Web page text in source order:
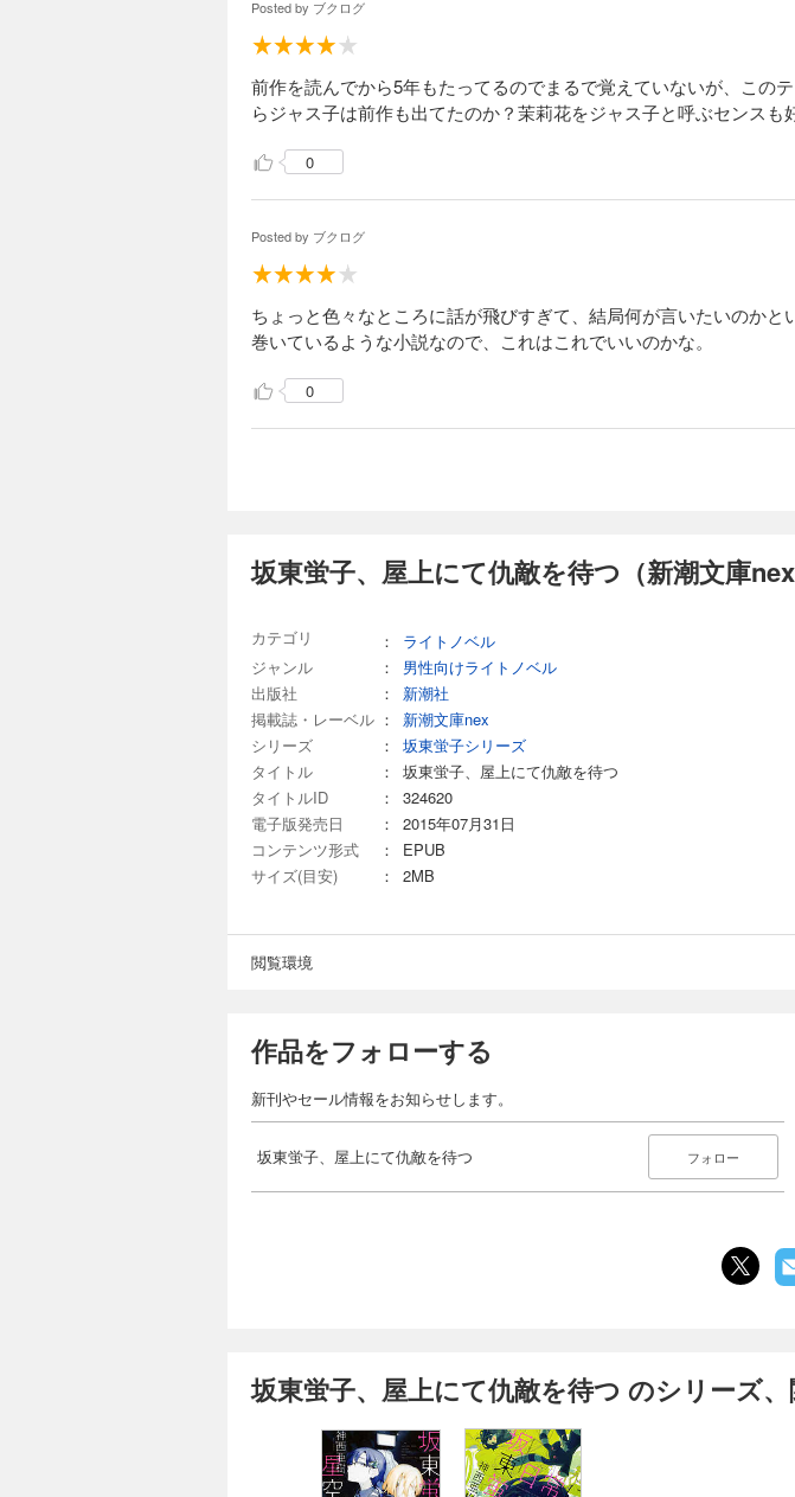
Posted by ブクログ
前作を読んでから5年もたってるのでまるで覚えていないが、この
らジャス子は前作も出てたのか？茉莉花をジャス子と呼ぶセンスも
0
Posted by ブクログ
ちょっと色々なところに話が飛びすぎて、結局何が言いたいのか
巻いているような小説なので、これはこれでいいのかな。
0
坂東蛍子、屋上にて仇敵を待つ（新潮文庫
カテゴリ ：
ライトノベル
ジャンル
：
男性向けライトノベル
出版社
：
新潮社
掲載誌・レーベル ：
新潮文庫nex
シリーズ
：
坂東蛍子シリーズ
タイトル
：
坂東蛍子、屋上にて仇敵を待つ
タイトルID
：
324620
電子版発売日
：
2015年07月31日
コンテンツ形式
：
EPUB
サイズ(目安)
： 2MB
閲覧環境
作品をフォローする
新刊やセール情報をお知らせします。
坂東蛍子、屋上にて仇敵を待つ フォロー
坂東蛍子、屋上にて仇敵を待つ のシリーズ